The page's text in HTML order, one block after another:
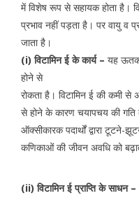
में विशेष रूप से सहायक होता है।
प्रभाव नहीं पड़ता है। पर वायु व
जाता है।
(i)विटामिन ई के कार्य – यह
होने से
रोकता है। विटामिन ई की कमी
से होने के कारण चयापचय की
ऑक्सीकारक पदार्थों द्वारा
कणिकाओं की जीवन अवधि को
(ii)विटामिन ई प्राप्ति के साधन –